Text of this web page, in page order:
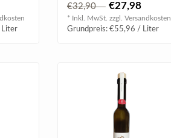
Liter
und ..
€32,90 €27,98
* Inkl. MwSt. zzgl. Versandkosten
Grundpreis: €55,96 / Liter